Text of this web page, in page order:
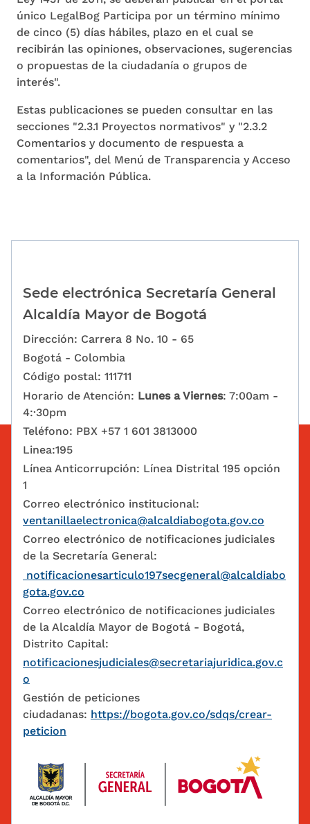
único LegalBog Participa por un término mínimo
de cinco (5) días hábiles, plazo en el cual se
recibirán las opiniones, observaciones, sugerencias
o propuestas de la ciudadanía o grupos de
interés".
Estas publicaciones se pueden consultar en las
secciones "2.3.1 Proyectos normativos" y "2.3.2
Comentarios y documento de respuesta a
comentarios", del Menú de Transparencia y Acceso
a la Información Pública.
Sede electrónica Secretaría General
Alcaldía Mayor de Bogotá
Dirección: Carrera 8 No. 10 - 65
Bogotá - Colombia
Código postal: 111711
Horario de Atención: Lunes a Viernes: 7:00am -
4:·30pm
Teléfono: PBX +57 1 601 3813000
Linea:195
Línea Anticorrupción: Línea Distrital 195 opción
1
Correo electrónico institucional:
ventanillaelectronica@alcaldiabogota.gov.co
Correo electrónico de notificaciones judiciales
de la Secretaría General:
notificacionesarticulo197secgeneral@alcaldiabo
gota.gov.co
Correo electrónico de notificaciones judiciales
de la Alcaldía Mayor de Bogotá - Bogotá,
Distrito Capital:
notificacionesjudiciales@secretariajuridica.gov.c
o
Gestión de peticiones
ciudadanas: https://bogota.gov.co/sdqs/crear-
peticion